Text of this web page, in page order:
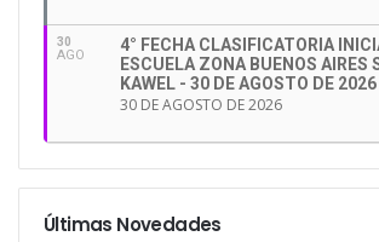
30
AGO
4° FECHA CLASIFICATORIA
ESCUELA ZONA BUENOS AIRES
KAWEL - 30 DE AGOSTO DE 2026
30 DE AGOSTO DE 2026
Últimas Novedades